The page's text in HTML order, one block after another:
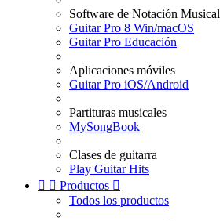
Software de Notación Musical
Guitar Pro 8 Win/macOS
Guitar Pro Educación
Aplicaciones móviles
Guitar Pro iOS/Android
Partituras musicales
MySongBook
Clases de guitarra
Play Guitar Hits
  Productos 
Todos los productos